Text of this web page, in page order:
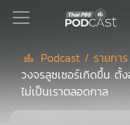
Podcast
Podcast / รายก
วงจรลูซเซอร์เกิดขึ้น ตั้
ไม่เป็นเราตลอดกาล